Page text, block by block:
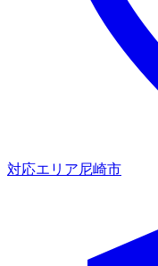
対応エリア尼崎市